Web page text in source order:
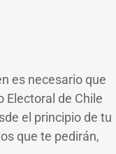
es necesario que
Electoral de Chile
el principio de tu
que te pedirán,